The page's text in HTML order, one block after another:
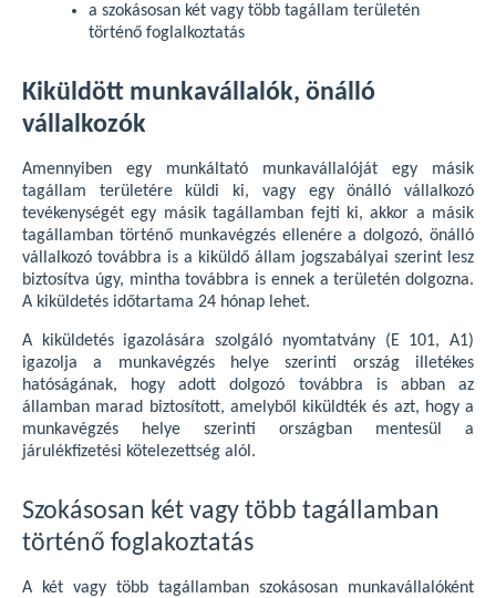
a szokásosan két vagy több tagállam területén
történő foglalkoztatás
Kiküldött munkavállalók, önálló
vállalkozók
Amennyiben egy munkáltató munkavállalóját egy másik
tagállam területére küldi ki, vagy egy önálló vállalkozó
tevékenységét egy másik tagállamban fejti ki, akkor a másik
tagállamban történő munkavégzés ellenére a dolgozó, önálló
vállalkozó továbbra is a kiküldő állam jogszabályai szerint lesz
biztosítva úgy, mintha továbbra is ennek a területén dolgozna.
A kiküldetés időtartama 24 hónap lehet.
A kiküldetés igazolására szolgáló nyomtatvány (E 101, A1)
igazolja a munkavégzés helye szerinti ország illetékes
hatóságának, hogy adott dolgozó továbbra is abban az
államban marad biztosított, amelyből kiküldték és azt, hogy a
munkavégzés helye szerinti országban mentesül a
járulékfizetési kötelezettség alól.
Szokásosan két vagy több tagállamban
történő foglakoztatás
A két vagy több tagállamban szokásosan munkavállalóként